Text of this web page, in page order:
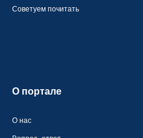
Советуем почитать
О портале
О нас